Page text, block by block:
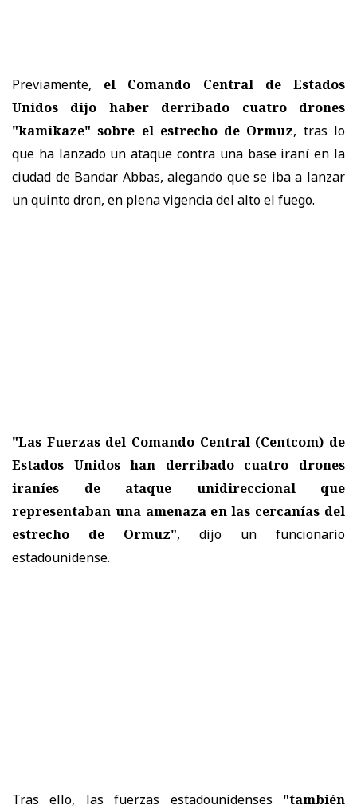
Previamente, el Comando Central de Estados
Unidos dijo haber derribado cuatro drones
"kamikaze" sobre el estrecho de Ormuz, tras lo
que ha lanzado un ataque contra una base iraní en la
ciudad de Bandar Abbas, alegando que se iba a lanzar
un quinto dron, en plena vigencia del alto el fuego.
"Las Fuerzas del Comando Central (Centcom) de
Estados Unidos han derribado cuatro drones
iraníes de ataque unidireccional que
representaban una amenaza en las cercanías del
estrecho de Ormuz", dijo un funcionario
estadounidense.
Tras ello, las fuerzas estadounidenses "también